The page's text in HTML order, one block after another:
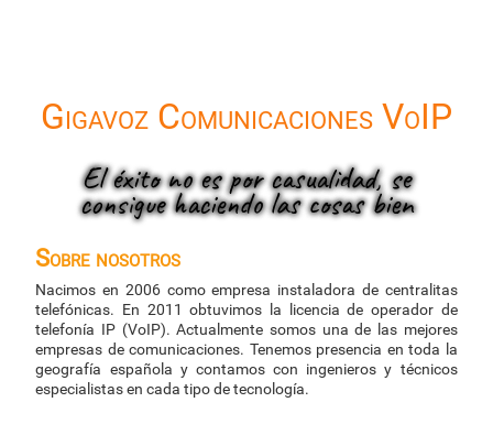
Gigavoz Comunicaciones VoIP
El éxito no es por casualidad, se
consigue haciendo las cosas bien
Sobre nosotros
Nacimos en 2006 como empresa instaladora de centralitas
telefónicas. En 2011 obtuvimos la licencia de operador de
telefonía IP (VoIP). Actualmente somos una de las mejores
empresas de comunicaciones. Tenemos presencia en toda la
geografía española y contamos con ingenieros y técnicos
especialistas en cada tipo de tecnología.